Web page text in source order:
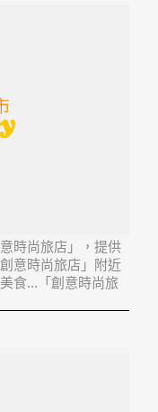
時尚旅店」，提供
意時尚旅店」附近
食...「創意時尚旅